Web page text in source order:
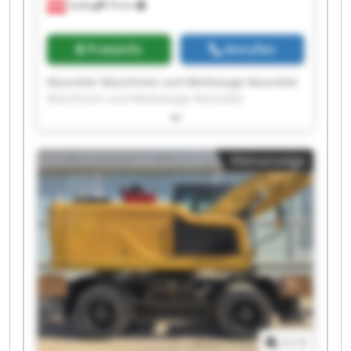
Söding 79 km
Preisinfo Anrufen
Neureiter Maschinen und Werkzeuge Neureiter
Maschinen und Werkzeuge Neureiter
Maschinen und Werkzeuge Neureiter
Maschinen und Werkzeuge Neureiter
Maschinen und Werkzeuge Neureiter
Maschinen und Werkzeuge Neureiter
Maschinen und Werkzeuge Neureiter
Maschinen und Werkzeuge Neureiter
Maschinen und Werkzeuge Neureiter
Maschinen und Werkzeuge Neureiter
Maschinen und Werkzeuge Neureiter
Maschinen und Werkzeuge Neureiter
Maschinen und Werkzeuge Neureiter
Maschinen und Werkzeuge Neureiter
Kleinanzeige